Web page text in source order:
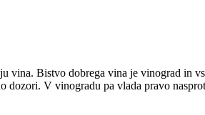
Bistvo dobrega vina je vinograd in
V vinogradu pa vlada pravo